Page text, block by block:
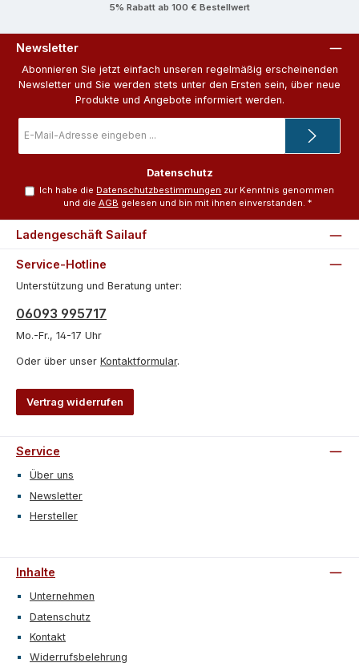
5% Rabatt ab 100 € Bestellwert
Newsletter
Abonnieren Sie jetzt einfach unseren regelmäßig erscheinenden
Newsletter und Sie werden stets unter den Ersten sein, über neue
Produkte und Angebote informiert werden.
Mail-
Datenschutz
Ich habe die Datenschutzbestimmungen zur Kenntnis genommen
und die AGB gelesen und bin mit ihnen einverstanden. *
Service-Hotline
Unterstützung und Beratung unter:
06093 995717
Mo.-Fr., 14-17 Uhr
Oder über unser Kontaktformular.
Vertrag widerrufen
Ladengeschäft Sailauf
Service
Über uns
Newsletter
Hersteller
Inhalte
Unternehmen
Datenschutz
Kontakt
Widerrufsbelehrung